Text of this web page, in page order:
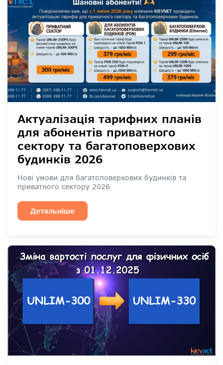
Актуалізація тарифних планів
для абонентів приватного
сектору та багатоповерхових
будинків 2026
Нові умови для багатоповерхових будинків та
приватного сектору 2026
Детальніше